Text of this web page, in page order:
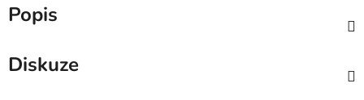
Popis
Diskuze